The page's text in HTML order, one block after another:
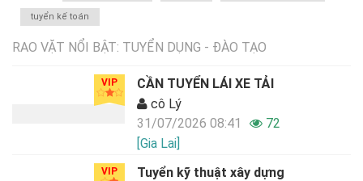
tuyển kế toán
RAO VẶT NỔI BẬT: TUYỂN DỤNG - ĐÀO TẠO
VIP
CẦN TUYỂN LÁI XE TẢI
cô Lý
31/07/2026 08:41
72
[Gia Lai]
VIP
Tuyển kỹ thuật xây dựng